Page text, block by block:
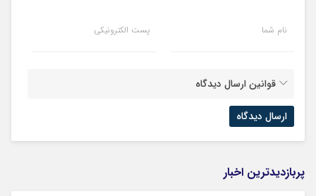
نام شما پست الکترونیکی
قوانین ارسال دیدگاه
پربازدیدترین اخبار